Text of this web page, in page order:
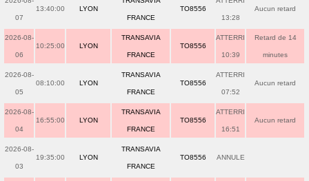
07
13:40:00 LYON
FRANCE
TO8556
13:28
Aucun retard
2026-08-
06
10:25:00 LYON
TRANSAVIA
FRANCE
TO8556
ATTERRI
10:39
Retard de 14
minutes
2026-08-
05
08:10:00 LYON
TRANSAVIA
FRANCE
TO8556
ATTERRI
07:52
Aucun retard
2026-08-
04
16:55:00 LYON
TRANSAVIA
FRANCE
TO8556
ATTERRI
16:51
Aucun retard
2026-08-
03
19:35:00 LYON
TRANSAVIA
FRANCE
TO8556 ANNULE